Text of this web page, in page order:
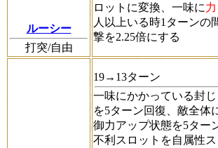
ルーシー
打突/自由
ロットに変換、一味に力
人以上いる時1ターンの
撃を2.25倍にする
19→13ターン
一味にかかっている封
を5ターン回復、敵全体
御力アップ状態を5ター
不利スロットを自属性